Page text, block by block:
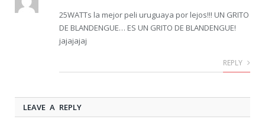
25WATTs la mejor peli uruguaya por lejos!!! UN GRITO
DE BLANDENGUE… ES UN GRITO DE BLANDENGUE!
jajajajaj
REPLY
LEAVE A REPLY